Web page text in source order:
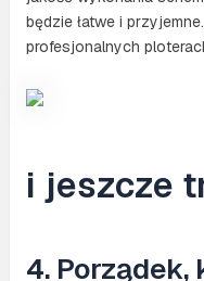
będzie łatwe i
profesjonalnych
i jeszcze
4.